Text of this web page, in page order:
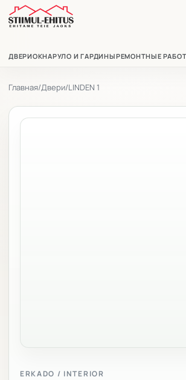
ДВЕРИОКНАРУЛО И ГАРДИНЫРЕМОНТНЫЕ
Главная/Двери/LINDEN 1
ERKADO / INTERIOR